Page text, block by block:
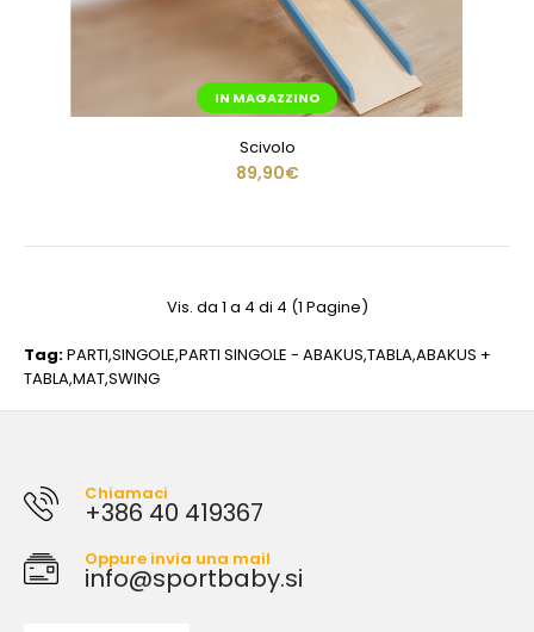
IN MAGAZZINO
Scivolo
89,90€
Vis. da 1 a 4 di 4 (1 Pagine)
Tag:PARTI,SINGOLE,PARTI SINGOLE - ABAKUS,TABLA,ABAKUS +
TABLA,MAT,SWING
Chiamaci
+386 40 419367
Oppure invia una mail
info@sportbaby.si